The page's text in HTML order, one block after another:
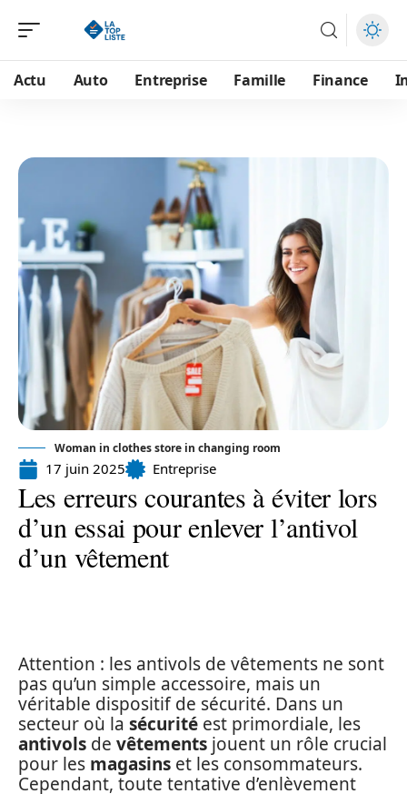
Actu Auto Entreprise Famille Finance
Woman in clothes store in changing room
17 juin 2025 Entreprise
Les erreurs courantes à éviter lors
d’un essai pour enlever l’antivol
d’un vêtement
Attention : les antivols de vêtements ne sont
pas qu’un simple accessoire, mais un
véritable dispositif de sécurité. Dans un
secteur où la sécurité est primordiale, les
antivols de vêtements jouent un rôle crucial
pour les magasins et les consommateurs.
Cependant, toute tentative d’enlèvement